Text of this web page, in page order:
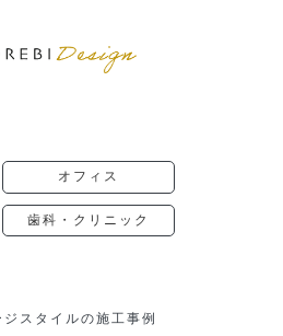
オフィス
歯科・クリニック
スタイルの施工事例